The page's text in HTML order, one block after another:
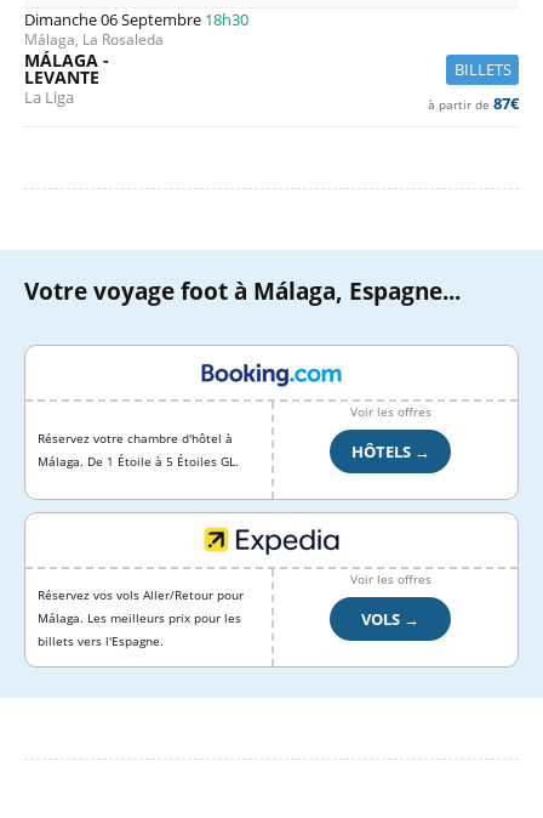
Dimanche 06 Septembre 18h30
Málaga, La Rosaleda
BILLETS
MÁLAGA -
LEVANTE
La Liga à partir de 87€
Votre voyage foot à Málaga, Espagne...
Réservez votre chambre d'hôtel à
Málaga. De 1 Étoile à 5 Étoiles GL.
Voir les offres
HÔTELS →
Réservez vos vols Aller/Retour pour
Málaga. Les meilleurs prix pour les
billets vers l'Espagne.
Voir les offres
VOLS →